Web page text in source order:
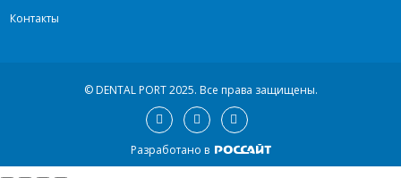
Контакты
© DENTAL PORT 2025. Все права защищены.
Разработано в